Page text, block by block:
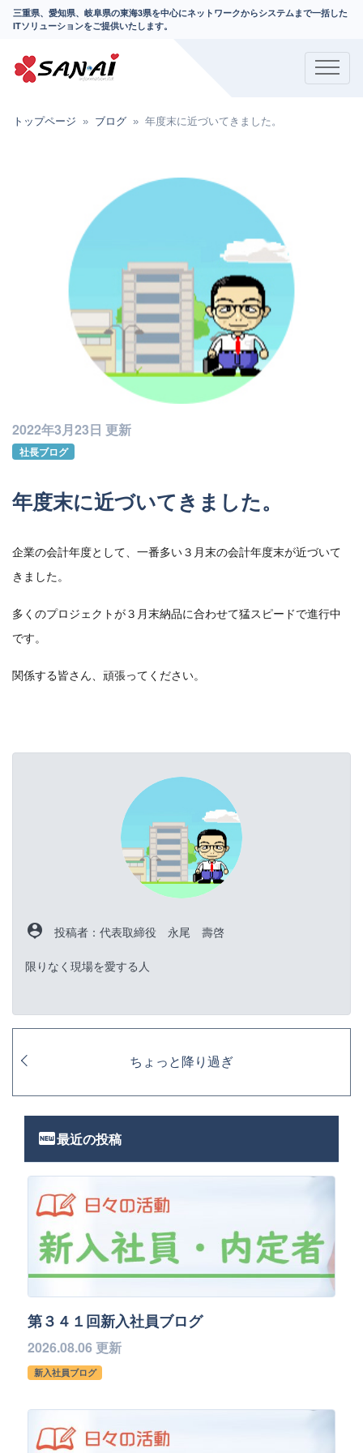
三重県、愛知県、岐阜県の東海3県を中心にネットワークからシステムまで一括した
ITソリューションをご提供いたします。
トップページ ブログ 年度末に近づいてきました。
2022年3月23日 更新
社長ブログ
年度末に近づいてきました。
企業の会計年度として、一番多い３月末の会計年度末が近づいて
きました。
多くのプロジェクトが３月末納品に合わせて猛スピードで進行中
です。
関係する皆さん、頑張ってください。
person_pin
投稿者：代表取締役 永尾 壽啓
限りなく現場を愛する人
ちょっと降り過ぎ
fiber_new最近の投稿
第３４１回新入社員ブログ
2026.08.06 更新
新入社員ブログ